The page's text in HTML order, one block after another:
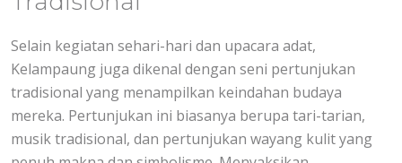
Selain kegiatan sehari-hari dan upacara adat,
Kelampaung juga dikenal dengan seni pertunjukan
tradisional yang menampilkan keindahan budaya
mereka. Pertunjukan ini biasanya berupa tari-tarian,
musik tradisional, dan pertunjukan wayang kulit yang